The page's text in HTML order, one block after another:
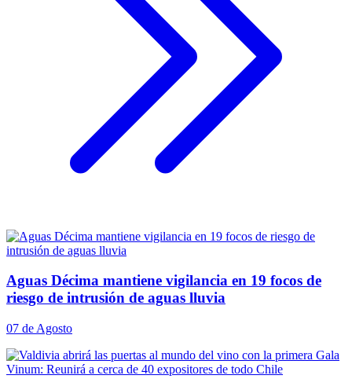
Aguas Décima mantiene vigilancia en 19 focos de
riesgo de intrusión de aguas lluvia
07 de Agosto